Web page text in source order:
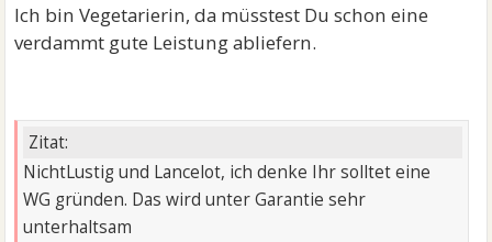
Ich bin Vegetarierin, da müsstest Du schon eine
verdammt gute Leistung abliefern.
Zitat:
NichtLustig und Lancelot, ich denke Ihr solltet eine
WG gründen. Das wird unter Garantie sehr
unterhaltsam